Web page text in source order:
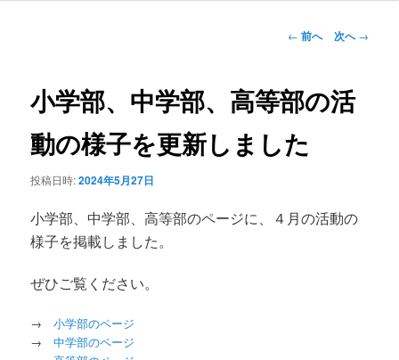
ツ
へ
移
動
投
ビ
ゲ
シ
← 前へ 次へ→
小学部、中学部、高等部の活
動の様子を更新しました
投稿日時:2024年5月27日
小学部、中学部、高等部のページに、４月の活動の
様子を掲載しました。
ぜひご覧ください。
→小学部のページ
→中学部のページ